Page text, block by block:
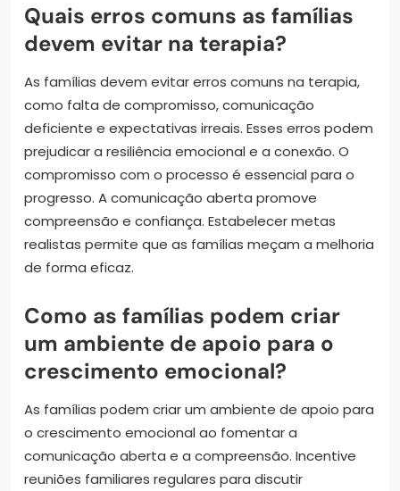
Quais erros comuns as famílias
devem evitar na terapia?
As famílias devem evitar erros comuns na terapia,
como falta de compromisso, comunicação
deficiente e expectativas irreais. Esses erros podem
prejudicar a resiliência emocional e a conexão. O
compromisso com o processo é essencial para o
progresso. A comunicação aberta promove
compreensão e confiança. Estabelecer metas
realistas permite que as famílias meçam a melhoria
de forma eficaz.
Como as famílias podem criar
um ambiente de apoio para o
crescimento emocional?
As famílias podem criar um ambiente de apoio para
o crescimento emocional ao fomentar a
comunicação aberta e a compreensão. Incentive
reuniões familiares regulares para discutir